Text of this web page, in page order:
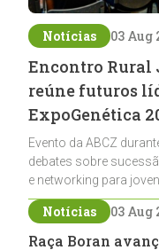
Notícias 03 Aug
Encontro Rural
reúne futuros
ExpoGenética
Evento da ABCZ
debates sobre
e networking para
Notícias 03 Aug
Raça Boran